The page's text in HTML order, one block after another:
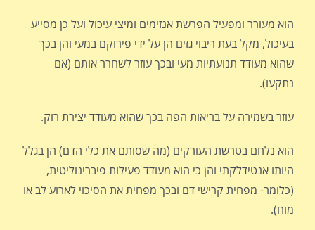
הוא מעורר ומפעיל הפרשת אנזימים ומיצי עיכול ועל כן מסייע
בעיכול, מקל בעת ריבוי גזים הן על ידי פירוקם במעי והן בכך
שהוא מעודד תנועתיות מעי ובכך עוזר לשחרר אותם (אם
נתקעו).
עוזר בשמירה על בריאות הפה בכך שהוא מעודד יצירת רוק.
הוא נלחם בטרשת העורקים (מה שסותם את כלי הדם) הן בגלל
היותו אנטידלקתי והן כי הוא מעודד פעילות פיברינוליטית,
(כלומר- מפחית קרישי דם ובכך מפחית את הסיכוי לארוע לב או
מוח).